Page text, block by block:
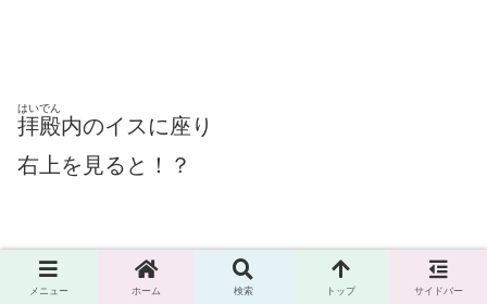
拝殿
はいでん
内のイスに座り
右上を見ると！？
メニュー ホーム 検索 トップ サイドバー